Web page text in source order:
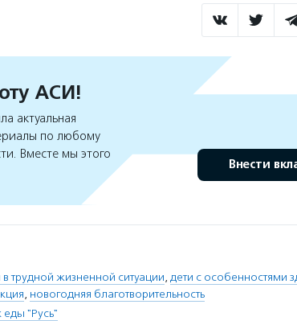
АСИ!
актуальная
по любому
Вместе мы этого
Внести
в трудной жизненной ситуации, дети с особенностями
, новогодняя благотворительность
"Русь"